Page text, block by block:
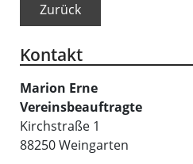
Zurück
Kontakt
Marion Erne
Vereinsbeauftragte
Kirchstraße 1
88250Weingarten